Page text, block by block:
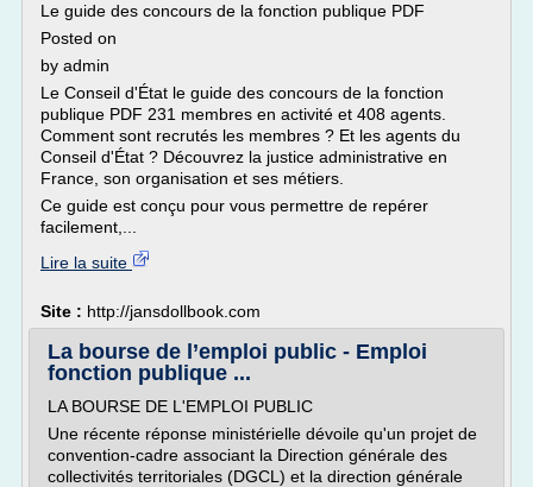
Le guide des concours de la fonction publique PDF
Posted on
by admin
Le Conseil d'État le guide des concours de la fonction
publique PDF 231 membres en activité et 408 agents.
Comment sont recrutés les membres ? Et les agents du
Conseil d'État ? Découvrez la justice administrative en
France, son organisation et ses métiers.
Ce guide est conçu pour vous permettre de repérer
facilement,...
Lire la suite
Site : http://jansdollbook.com
La bourse de l’emploi public - Emploi
fonction publique ...
LA BOURSE DE L'EMPLOI PUBLIC
Une récente réponse ministérielle dévoile qu'un projet de
convention-cadre associant la Direction générale des
collectivités territoriales (DGCL) et la direction générale